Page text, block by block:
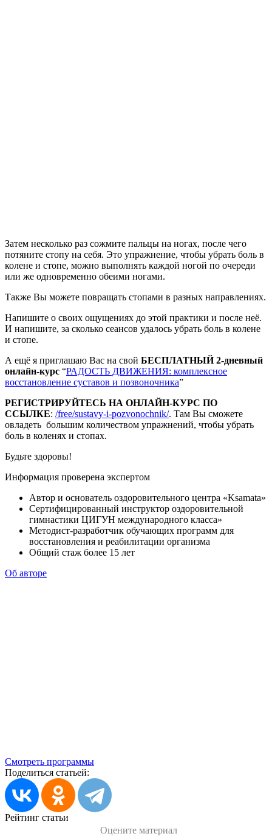
Затем несколько раз сожмите пальцы на ногах, после чего
потяните стопу на себя. Это упражнение, чтобы убрать боль в
колене и стопе, можно выполнять каждой ногой по очереди
или же одновременно обеими ногами.
Также Вы можете повращать стопами в разных направлениях.
Напишите о своих ощущениях до этой практики и после неё.
И напишите, за сколько сеансов удалось убрать боль в колене
и стопе.
А ещё я приглашаю Вас на свой БЕСПЛАТНЫЙ 2-дневный
онлайн-курс “РАДОСТЬ ДВИЖЕНИЯ: комплексное
восстановление суставов и позвоночника”
РЕГИСТРИРУЙТЕСЬ НА ОНЛАЙН-КУРС ПО
ССЫЛКЕ: /free/sustavy-i-pozvonochnik/. Там Вы сможете
овладеть большим количеством упражнений, чтобы убрать
боль в коленях и стопах.
Будьте здоровы!
Информация проверена экспертом
Автор и основатель оздоровительного центра «Ksamata»
Сертифицированный инструктор оздоровительной
гимнастики ЦИГУН международного класса»
Методист-разработчик обучающих программ для
восстановления и реабилитации организма
Общий стаж более 15 лет
Об авторе
Смотреть программы
Поделиться статьей:
Рейтинг статьи
Оцените материал